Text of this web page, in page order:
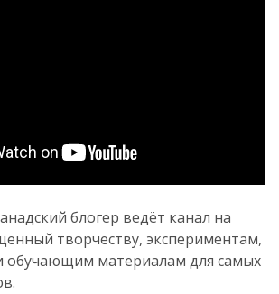
блогер ведёт канал на
творчеству, экспериментам,
обучающим материалам для самых